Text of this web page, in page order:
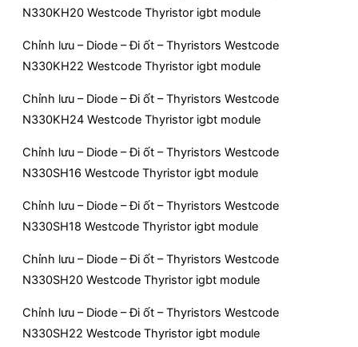
N330KH20 Westcode Thyristor igbt module
Chỉnh lưu – Diode – Đi ốt – Thyristors Westcode
N330KH22 Westcode Thyristor igbt module
Chỉnh lưu – Diode – Đi ốt – Thyristors Westcode
N330KH24 Westcode Thyristor igbt module
Chỉnh lưu – Diode – Đi ốt – Thyristors Westcode
N330SH16 Westcode Thyristor igbt module
Chỉnh lưu – Diode – Đi ốt – Thyristors Westcode
N330SH18 Westcode Thyristor igbt module
Chỉnh lưu – Diode – Đi ốt – Thyristors Westcode
N330SH20 Westcode Thyristor igbt module
Chỉnh lưu – Diode – Đi ốt – Thyristors Westcode
N330SH22 Westcode Thyristor igbt module